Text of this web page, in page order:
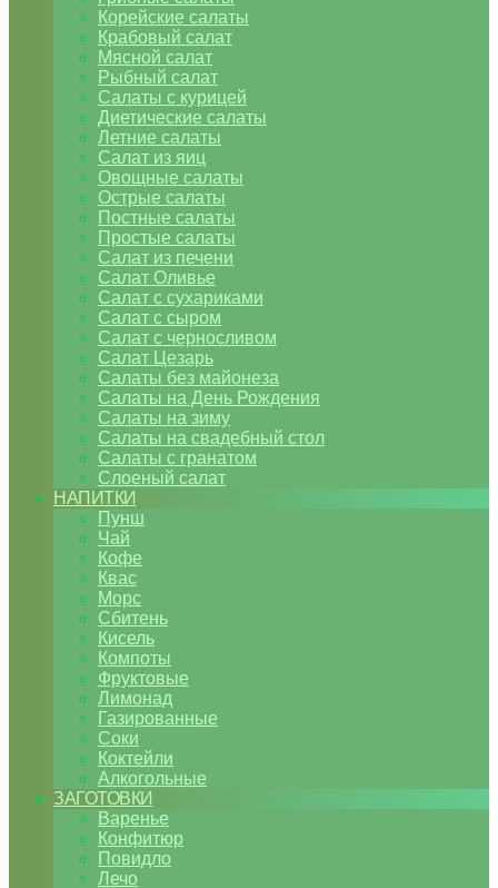
Корейские салаты
Крабовый салат
Мясной салат
Рыбный салат
Салаты с курицей
Диетические салаты
Летние салаты
Салат из яиц
Овощные салаты
Острые салаты
Постные салаты
Простые салаты
Салат из печени
Салат Оливье
Салат с сухариками
Салат с сыром
Салат с черносливом
Салат Цезарь
Салаты без майонеза
Салаты на День Рождения
Салаты на зиму
Салаты на свадебный стол
Салаты с гранатом
Слоеный салат
НАПИТКИ
Пунш
Чай
Кофе
Квас
Морс
Сбитень
Кисель
Компоты
Фруктовые
Лимонад
Газированные
Соки
Коктейли
Алкогольные
ЗАГОТОВКИ
Варенье
Конфитюр
Повидло
Лечо